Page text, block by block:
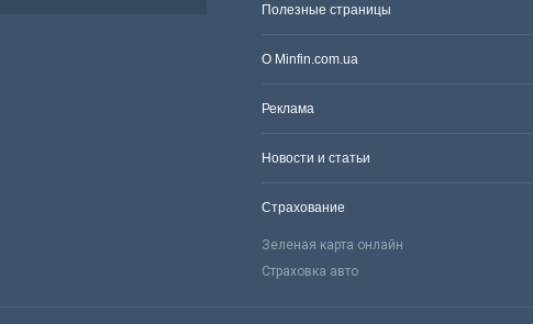
Полезные страницы
О Minfin.com.ua
Реклама
Новости и статьи
Страхование
Зеленая карта онлайн
Страховка авто